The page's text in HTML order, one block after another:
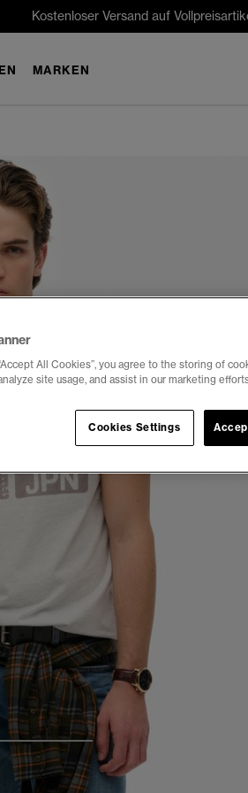
Kostenloser Versand auf
MARKEN
3 4
All Cookies”, you agree to the storing of
site usage, and assist in our marketing
Cookies Settings